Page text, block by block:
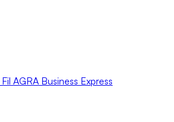
Fil AGRA Business Express